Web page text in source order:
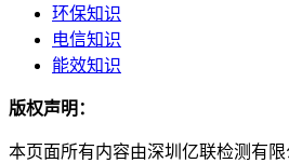
环保知识
电信知识
能效知识
版权声明：
本页面所有内容由深圳亿联检测有限